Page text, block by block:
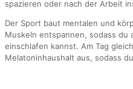
spazieren oder nach der Arbeit
Der Sport baut mentalen und
Muskeln entspannen, sodass du
einschlafen kannst. Am Tag
Melatoninhaushalt aus, sodass